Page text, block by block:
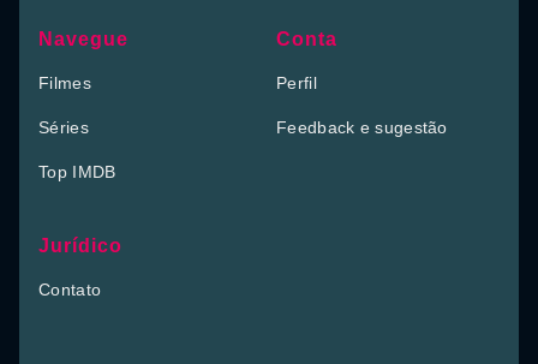
Navegue
Filmes
Séries
Top IMDB
Conta
Perfil
Feedback e sugestão
Jurídico
Contato